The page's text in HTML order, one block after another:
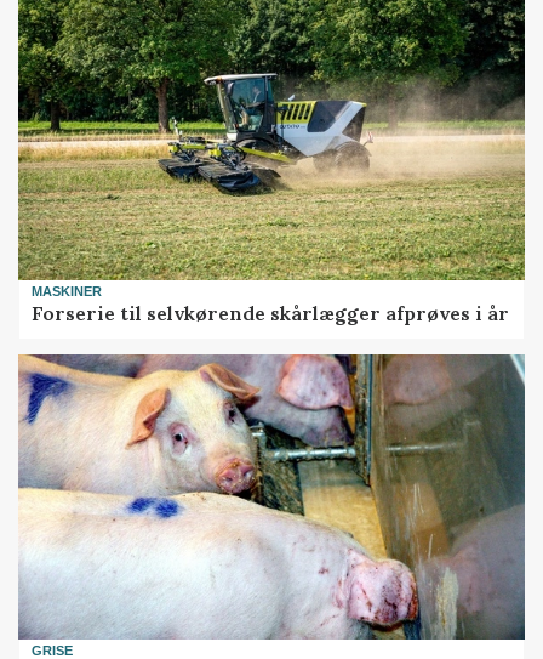
MASKINER
Forserie til selvkørende skårlægger afprøves i år
GRISE